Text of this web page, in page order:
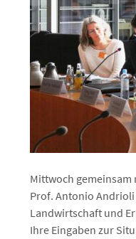
Mittwoch
Prof. Antonio
Landwirtschaft und
Ihre Eingaben zur